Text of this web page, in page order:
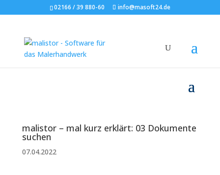
02166 / 39 880-60 info@masoft24.de
malistor – mal kurz erklärt: 03 Dokumente
suchen
07.04.2022